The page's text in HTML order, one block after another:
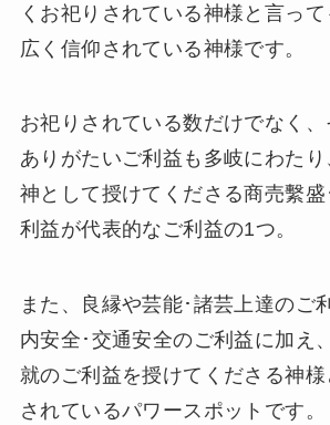
くお祀りされている神様と言っ
広く信仰されている神様です。
お祀りされている数だけでなく
ありがたいご利益も多岐にわた
神として授けてくださる商売繫
利益が代表的なご利益の1つ。
また、良縁や芸能･諸芸上達のご
内安全･交通安全のご利益に加え
就のご利益を授けてくださる神
されているパワースポットです。